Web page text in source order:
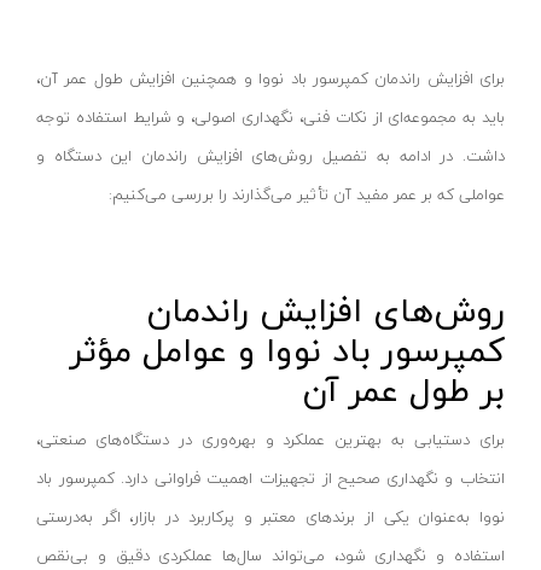
ماشین سنباده نواری
سایر ابزار نجاری
بکس بادی
پیستوله بادی
پرچ کن بادی
سایر ابزار بادی
الکتریکی و روشنایی
فرز انگشتی بادی
وفایی-VAFAEI
وادفو
حدید برش- HADID BORESH
ایفا الکترونیک - EEFA ELECTRONIC
ورتکس-VERTEX
بلک اسمیث
آستراکریا-ASTRAKOREAQK
برای افزایش راندمان کمپرسور باد نووا و همچنین افزایش طول عمر آن،
باید به مجموعه‌ای از نکات فنی، نگهداری اصولی، و شرایط استفاده توجه
داشت. در ادامه به تفصیل روش‌های افزایش راندمان این دستگاه و
عواملی که بر عمر مفید آن تأثیر می‌گذارند را بررسی می‌کنیم:
روش‌های افزایش راندمان
کمپرسور باد نووا و عوامل مؤثر
بر طول عمر آن
برای دستیابی به بهترین عملکرد و بهره‌وری در دستگاه‌های صنعتی،
انتخاب و نگهداری صحیح از تجهیزات اهمیت فراوانی دارد. کمپرسور باد
نووا به‌عنوان یکی از برندهای معتبر و پرکاربرد در بازار، اگر به‌درستی
استفاده و نگهداری شود، می‌تواند سال‌ها عملکردی دقیق و بی‌نقص